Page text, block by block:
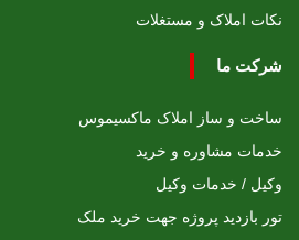
نکات املاک و مستغلات
شرکت ما
ساخت و ساز املاک ماکسیموس
خدمات مشاوره و خرید
وکیل / خدمات وکیل
تور بازدید پروژه جهت خرید ملک